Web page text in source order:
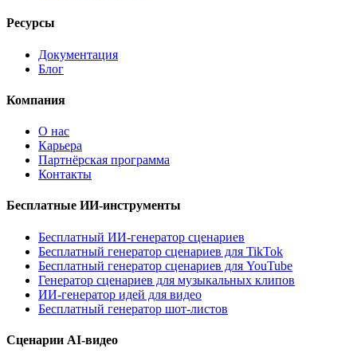
Ресурсы
Документация
Блог
Компания
О нас
Карьера
Партнёрская программа
Контакты
Бесплатные ИИ-инструменты
Бесплатный ИИ-генератор сценариев
Бесплатный генератор сценариев для TikTok
Бесплатный генератор сценариев для YouTube
Генератор сценариев для музыкальных клипов
ИИ-генератор идей для видео
Бесплатный генератор шот-листов
Сценарии AI-видео